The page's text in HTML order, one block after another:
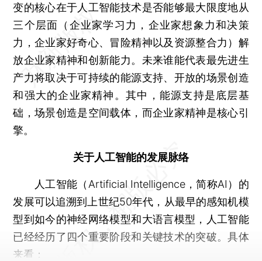
变的核心在于人工智能技术是否能够最大限度地从
三个层面（企业家学习力，企业家想象力和决策
力，企业家好奇心、冒险精神以及资源整合力）解
放企业家精神和创新能力。未来谁能代表最先进生
产力将取决于可持续的能源支持、开放的场景创造
和强大的企业家精神。其中，能源支持是底层基
础，场景创造是空间载体，而企业家精神是核心引
擎。
关于人工智能的发展脉络
人工智能（Artificial Intelligence，简称AI）的
发展可以追溯到上世纪50年代，从最早的感知机模
型到如今的神经网络模型和大语言模型，人工智能
已经经历了四个重要阶段和关键技术的突破。具体
来看：